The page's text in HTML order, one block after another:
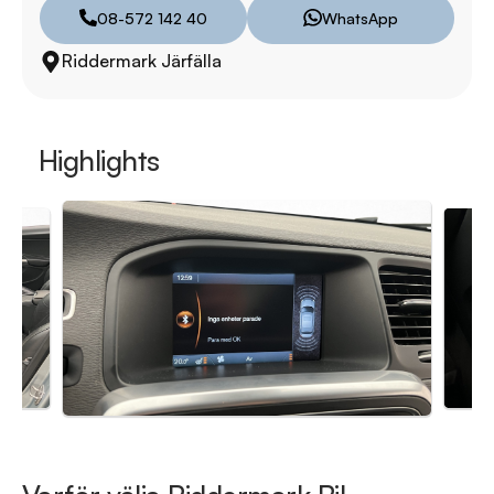
Highlights
Besökstider i butik:
Måndag - Fredag: 09:00 - 19:00
Lördag: 10:00 - 18:00
RIDDERMARK BIL TRYGGHETSPAKET:
Skydda din bil med vårt trygghetspaket. Välj mellan 12-60
månaders garanti och komplettera med extra
hjuluppsättningar till bra priser. Gör ditt bilköp tryggt och
enkelt hos oss.
Med korta lagertider försvinner våra bilar snabbt! Ring oss
idag för att reservera din bil: 08-572 142 40. Vi erbjuder även
skräddarsydd finansiering och 14 dagars fri försäkring från
Folksam.
08-572 142 40 WhatsApp
Riddermark Järfälla